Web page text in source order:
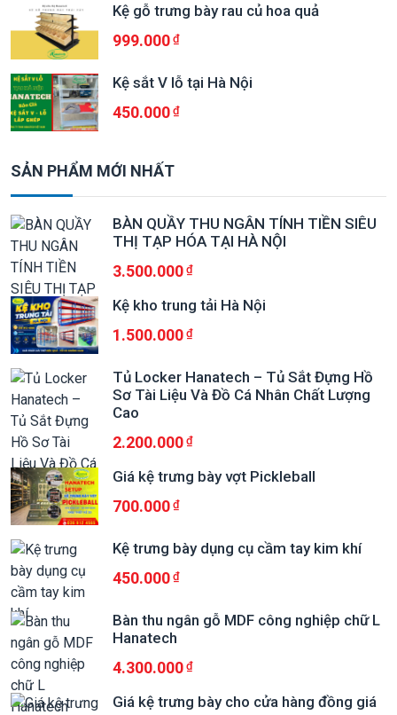
Kệ gỗ trưng bày rau củ hoa quả
999.000
Kệ sắt V lỗ tại Hà Nội
450.000
SẢN PHẨM MỚI NHẤT
BÀN QUẦY THU NGÂN TÍNH TIỀN SIÊU
THỊ TẠP HÓA TẠI HÀ NỘI
3.500.000
Kệ kho trung tải Hà Nội
1.500.000
Tủ Locker Hanatech – Tủ Sắt Đựng Hồ
Sơ Tài Liệu Và Đồ Cá Nhân Chất Lượng
Cao
2.200.000
Giá kệ trưng bày vợt Pickleball
700.000
Kệ trưng bày dụng cụ cầm tay kim khí
450.000
Bàn thu ngân gỗ MDF công nghiệp chữ L
Hanatech
4.300.000
Giá kệ trưng bày cho cửa hàng đồng giá